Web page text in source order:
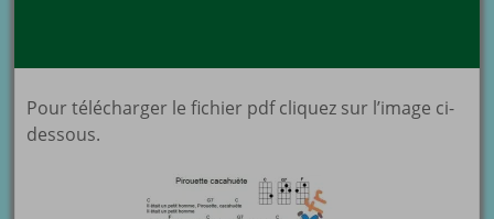
Pour télécharger le fichier pdf cliquez sur l’image ci-
dessous.